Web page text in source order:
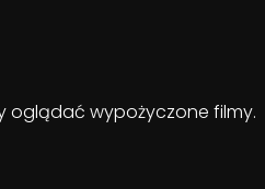
oglądać wypożyczone filmy.